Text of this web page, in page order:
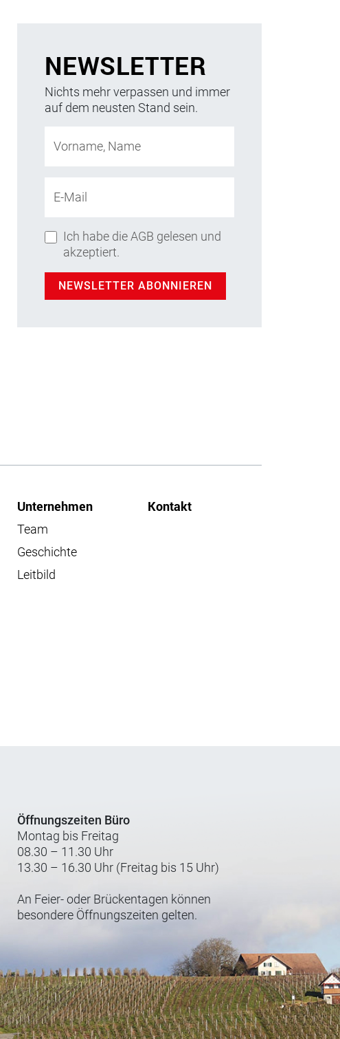
NEWSLETTER
Nichts mehr verpassen und immer
auf dem neusten Stand sein.
Vorname, Name
E-Mail
Ich habe die AGB gelesen und
akzeptiert.
NEWSLETTER ABONNIEREN
Unternehmen
Team
Geschichte
Leitbild
Kontakt
Öffnungszeiten Büro
Montag bis Freitag
08.30 – 11.30 Uhr
13.30 – 16.30 Uhr (Freitag bis 15 Uhr)
An Feier- oder Brückentagen können
besondere Öffnungszeiten gelten.